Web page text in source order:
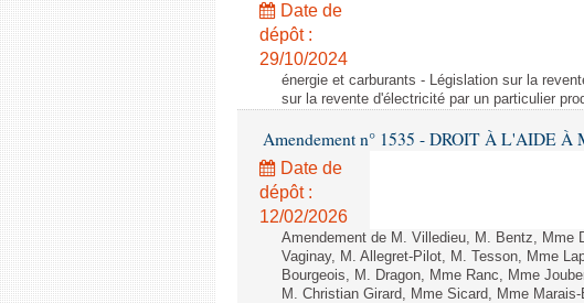
Date de
dépôt :
29/10/2024
énergie et carburants - Législation sur la
sur la revente d'électricité par un particulier
Amendement n° 1535 - DROIT À L'AIDE À
Date de
dépôt :
12/02/2026
Amendement de M. Villedieu, M. Bentz, Mme
Vaginay, M. Allegret-Pilot, M. Tesson, Mme
Bourgeois, M. Dragon, Mme Ranc, Mme
M. Christian Girard, Mme Sicard, Mme